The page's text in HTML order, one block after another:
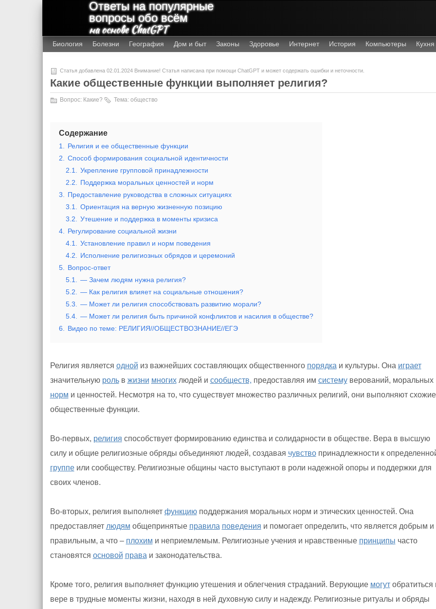
Ответы на популярные
вопросы обо всём
на основе ChatGPT
Биология Болезни География Дом и быт Законы Здоровье Интернет История Компьютеры Кухня
Статья добавлена 02.01.2024 Внимание! Статья написана при помощи ChatGPT и может содержать ошибки и неточности.
Какие общественные функции выполняет религия?
Вопрос: Какие? Тема: общество
Содержание
1.
Религия и ее общественные функции
2.
Способ формирования социальной идентичности
2.1.
Укрепление групповой принадлежности
2.2.
Поддержка моральных ценностей и норм
3.
Предоставление руководства в сложных ситуациях
3.1.
Ориентация на верную жизненную позицию
3.2.
Утешение и поддержка в моменты кризиса
4.
Регулирование социальной жизни
4.1.
Установление правил и норм поведения
4.2.
Исполнение религиозных обрядов и церемоний
5.
Вопрос-ответ
5.1.
— Зачем людям нужна религия?
5.2.
— Как религия влияет на социальные отношения?
5.3.
— Может ли религия способствовать развитию морали?
5.4.
— Может ли религия быть причиной конфликтов и насилия в обществе?
6.
Видео по теме: РЕЛИГИЯ//ОБЩЕСТВОЗНАНИЕ//ЕГЭ
Религия является одной из важнейших составляющих общественного порядка и культуры. Она играет
значительную рольв жизни многихлюдей и сообществ, предоставляя им системуверований, моральных
норм и ценностей. Несмотря на то, что существует множество различных религий, они выполняют схожие
общественные функции.
Во-первых, религия способствует формированию единства и солидарности в обществе. Вера в высшую
силу и общие религиозные обряды объединяют людей, создавая чувствопринадлежности к
группеили сообществу. Религиозные общины часто выступают в роли надежной опоры и поддержки для
своих членов.
Во-вторых, религия выполняет функциюподдержания моральных норм и этических ценностей. Она
предоставляет людям общепринятые правила поведения и помогает определить, что является добрым и
правильным, а что – плохим и неприемлемым. Религиозные учения и нравственные принципы часто
становятся основой права и законодательства.
Кроме того, религия выполняет функцию утешения и облегчения страданий. Верующие могутобратиться
вере в трудные моменты жизни, находя в ней духовную силу и надежду. Религиозные ритуалы и обряды